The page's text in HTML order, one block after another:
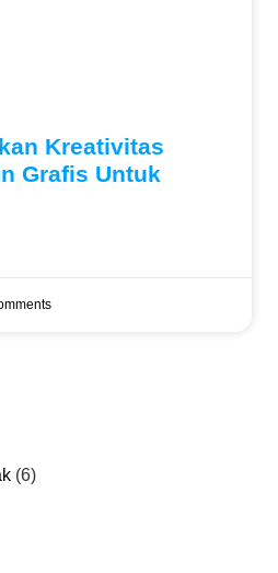
Kreativitas
Grafis Untuk
(6)